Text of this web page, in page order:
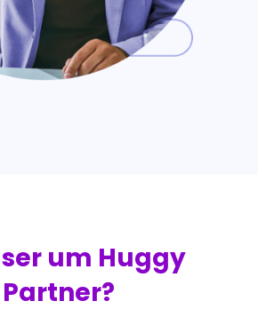
um Huggy
Partner?